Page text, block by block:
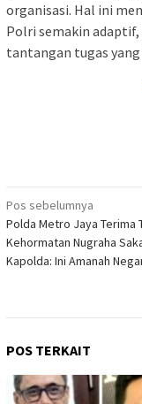
organisasi. Hal ini
Polri semakin
tantangan tugas
Navigasi
pos
Pos sebelumnya
Polda Metro Jaya Terima
Kehormatan Nugraha
Kapolda: Ini Amanah
POS TERKAIT